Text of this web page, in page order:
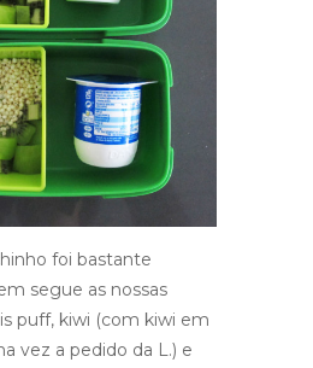
foi bastante
segue as nossas
puff, kiwi (com kiwi em
vez a pedido da L.) e